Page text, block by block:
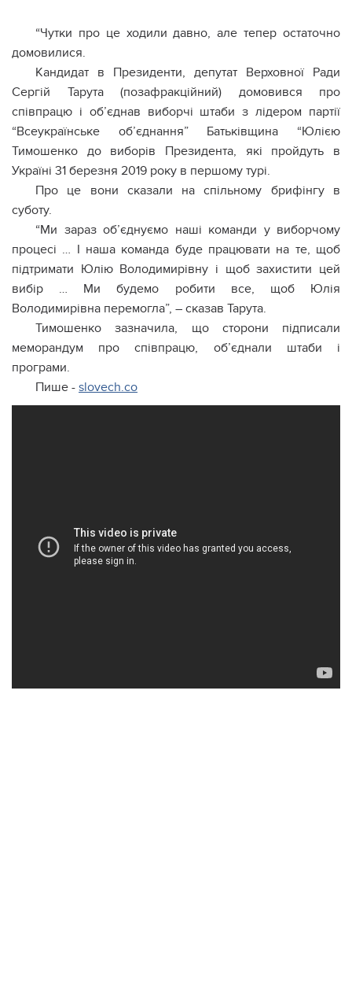
“Чутки про це ходили давно, але тепер остаточно
домовилися.
Кандидат в Президенти, депутат Верховної Ради
Сергій Тарута (позафракційний) домовився про
співпрацю і об’єднав виборчі штаби з лідером партії
“Всеукраїнське об’єднання” Батьківщина “Юлією
Тимошенко до виборів Президента, які пройдуть в
Україні 31 березня 2019 року в першому турі.
Про це вони сказали на спільному брифінгу в
суботу.
“Ми зараз об’єднуємо наші команди у виборчому
процесі … І наша команда буде працювати на те, щоб
підтримати Юлію Володимирівну і щоб захистити цей
вибір … Ми будемо робити все, щоб Юлія
Володимирівна перемогла”, – сказав Тарута.
Тимошенко зазначила, що сторони підписали
меморандум про співпрацю, об’єднали штаби і
програми.
Пише - slovech.co